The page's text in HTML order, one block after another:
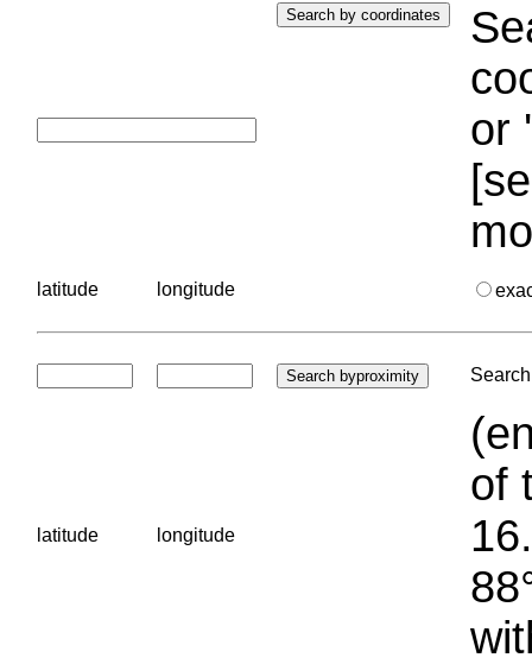
or
latitude longitude
latitude longitude
of